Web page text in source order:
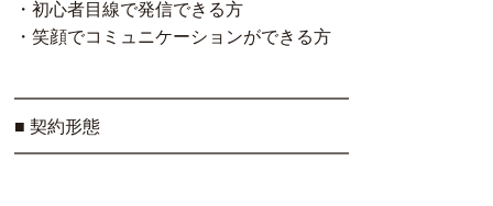
・初心者目線で発信できる方
・笑顔でコミュニケーションができる方
━━━━━━━━━━━━━━━━━━━
■ 契約形態
━━━━━━━━━━━━━━━━━━━